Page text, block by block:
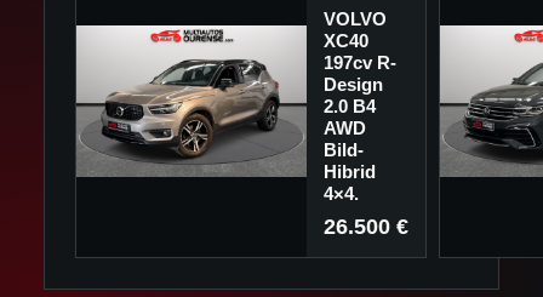
VOLVO
XC40
197cv R-
Design
2.0 B4
AWD
Bild-
Hibrid
4×4.
26.500 €